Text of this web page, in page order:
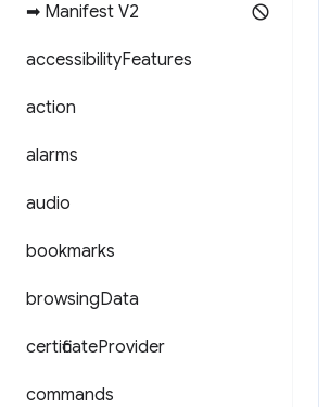
➡ Manifest V2
accessibilityFeatures
action
alarms
audio
bookmarks
browsingData
certificateProvider
commands